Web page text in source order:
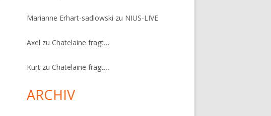
Marianne Erhart-sadlowski zu NIUS-LIVE
Axel zuChatelaine fragt…
Kurt zuChatelaine fragt…
ARCHIV